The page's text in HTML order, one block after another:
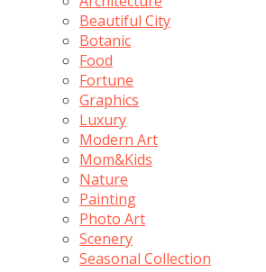
Beautiful City
Botanic
Food
Fortune
Graphics
Luxury
Modern Art
Mom&Kids
Nature
Painting
Photo Art
Scenery
Seasonal Collection